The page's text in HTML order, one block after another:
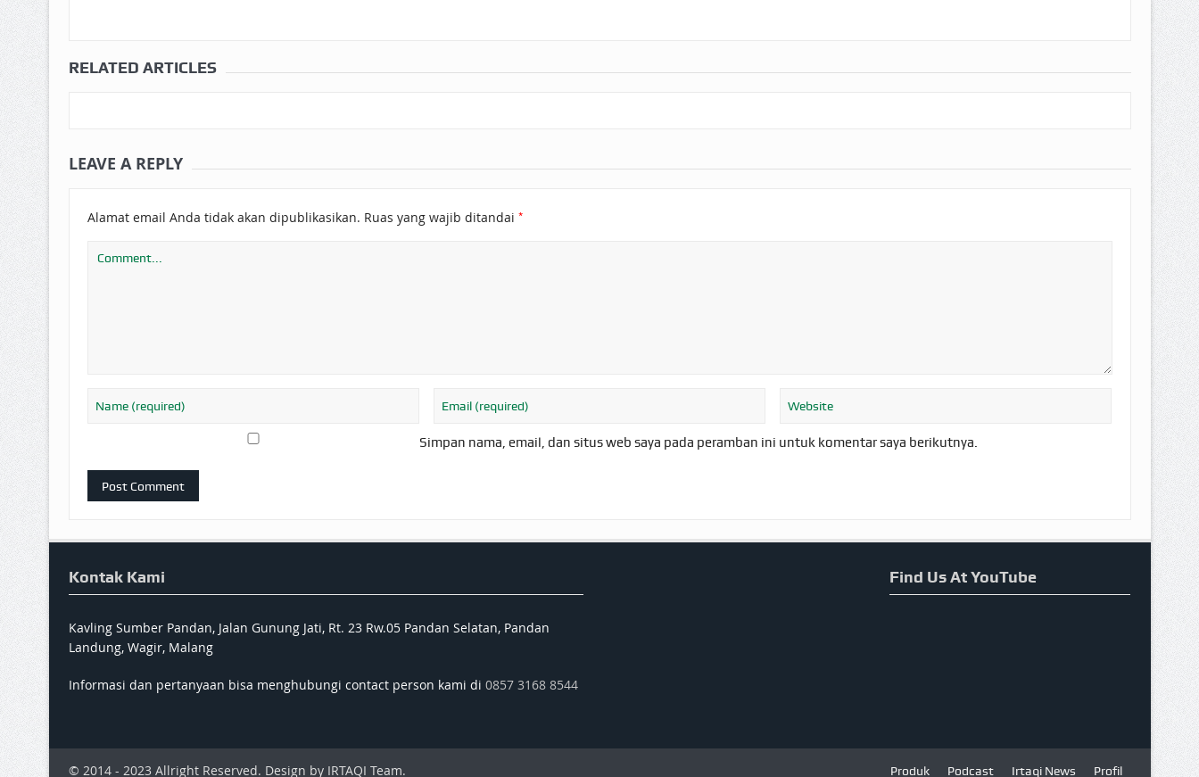
RELATED ARTICLES
LEAVE A REPLY
Alamat email Anda tidak akan dipublikasikan. Ruas yang wajib ditandai *
Simpan nama, email, dan situs web saya pada peramban ini untuk komentar saya berikutnya.
Kontak Kami
Kavling Sumber Pandan, Jalan Gunung Jati, Rt. 23 Rw.05 Pandan Selatan, Pandan
Landung, Wagir, Malang
Informasi dan pertanyaan bisa menghubungi contact person kami di 0857 3168 8544
Find Us At YouTube
© 2014 - 2023 Allright Reserved. Design by IRTAQI Team. Produk Podcast Irtaqi News Profil